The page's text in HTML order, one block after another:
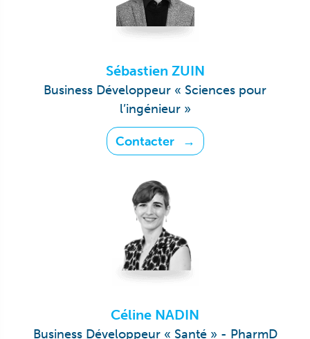
Sébastien ZUIN
Business Développeur « Sciences pour
l’ingénieur »
Contacter
Céline NADIN
Business Développeur « Santé » - PharmD